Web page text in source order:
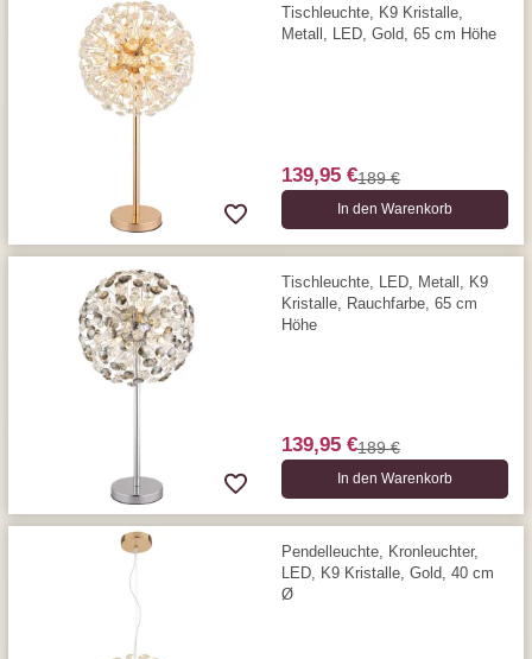
Tischleuchte, K9 Kristalle,
Metall, LED, Gold, 65 cm Höhe
139,95 €189 €
In den Warenkorb
Tischleuchte, LED, Metall, K9
Kristalle, Rauchfarbe, 65 cm
Höhe
139,95 €189 €
In den Warenkorb
Pendelleuchte, Kronleuchter,
LED, K9 Kristalle, Gold, 40 cm
Ø